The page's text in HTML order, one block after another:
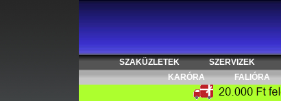
SZAKÜZLETEK SZERVIZEK
KARÓRA
FALIÓRA